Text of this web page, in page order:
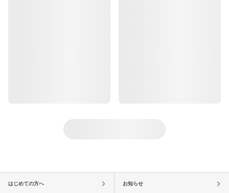
はじめての方へ お知らせ